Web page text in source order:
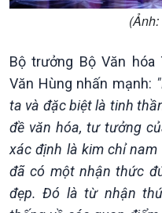
Bộ trưởng Bộ Văn hóa
Văn Hùng nhấn mạnh:
ta và đặc biệt là tinh
đề văn hóa, tư tưởng
xác định là kim chỉ
đã có một nhận thức
đẹp. Đó là từ nhận